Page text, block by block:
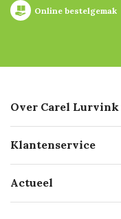
Online bestelgemak
Over Carel Lurvink
Geschiedenis
Missie
Klantenservice
Bezorgen
Actueel